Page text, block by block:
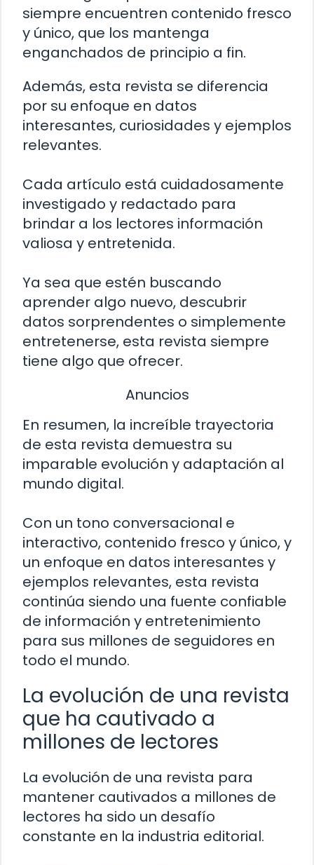
siempre encuentren contenido fresco
y único, que los mantenga
enganchados de principio a fin.
Además, esta revista se diferencia
por su enfoque en datos
interesantes, curiosidades y ejemplos
relevantes.
Cada artículo está cuidadosamente
investigado y redactado para
brindar a los lectores información
valiosa y entretenida.
Ya sea que estén buscando
aprender algo nuevo, descubrir
datos sorprendentes o simplemente
entretenerse, esta revista siempre
tiene algo que ofrecer.
Anuncios
En resumen, la increíble trayectoria
de esta revista demuestra su
imparable evolución y adaptación al
mundo digital.
Con un tono conversacional e
interactivo, contenido fresco y único, y
un enfoque en datos interesantes y
ejemplos relevantes, esta revista
continúa siendo una fuente confiable
de información y entretenimiento
para sus millones de seguidores en
todo el mundo.
La evolución de una revista
que ha cautivado a
millones de lectores
La evolución de una revista para
mantener cautivados a millones de
lectores ha sido un desafío
constante en la industria editorial.